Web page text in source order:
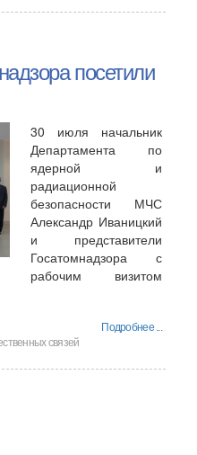
посетили
30 июля начальник
Департамента по
ядерной и
радиационной
безопасности МЧС
Александр Иваницкий
и представители
Госатомнадзора с
рабочим визитом
Подробнее ...
связей